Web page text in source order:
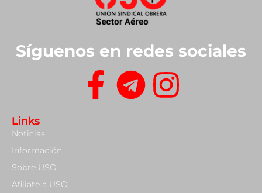
Síguenos en redes sociales
Links
Noticias
Información
Sobre USO
Afiliate a USO